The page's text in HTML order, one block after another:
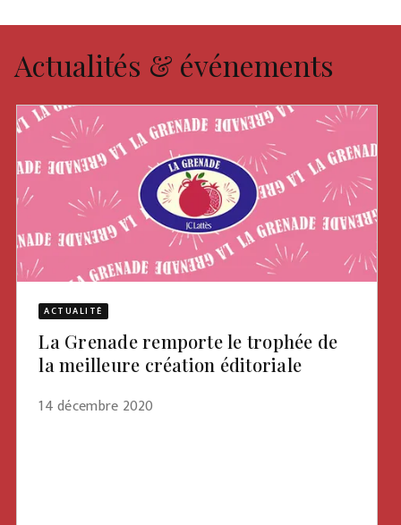
Actualités & événements
ACTUALITÉ
La Grenade remporte le trophée de
la meilleure création éditoriale
14 décembre 2020